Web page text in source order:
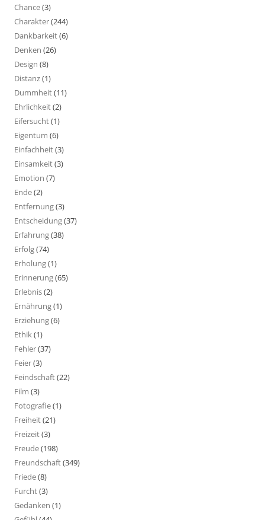
Chance(3)
Charakter(244)
Dankbarkeit(6)
Denken (26)
Design (8)
Distanz(1)
Dummheit(11)
Ehrlichkeit(2)
Eifersucht(1)
Eigentum (6)
Einfachheit(3)
Einsamkeit(3)
Emotion (7)
Ende(2)
Entfernung(3)
Entscheidung(37)
Erfahrung(38)
Erfolg(74)
Erholung(1)
Erinnerung(65)
Erlebnis(2)
Ernährung(1)
Erziehung(6)
Ethik(1)
Fehler(37)
Feier(3)
Feindschaft(22)
Film (3)
Fotografie(1)
Freiheit(21)
Freizeit(3)
Freude(198)
Freundschaft(349)
Friede(8)
Furcht(3)
Gedanken (1)